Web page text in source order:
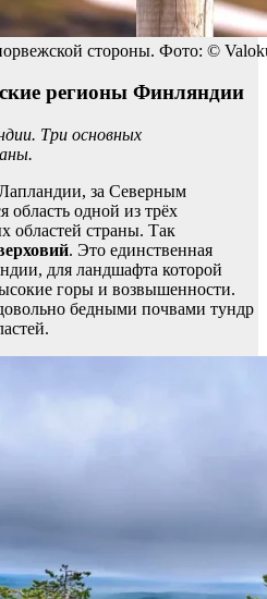
стороны. Фото: ©
регионы Финляндии
Три основных
за Северным
одной из трёх
областей страны. Так
. Это единственная
для ландшафта которой
горы и возвышенности.
бедными почвами тундр